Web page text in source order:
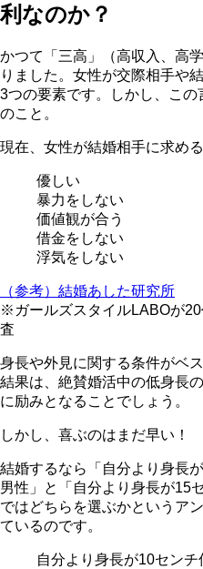
利なのか？
かつて「三高」（高収入、高
りました。女性が交際相手や
3つの要素です。しかし、こ
のこと。
現在、 女性が結婚相手に求め
優しい
暴力をしない
価値観が合う
借金をしない
浮気をしない
（参考）結婚あした研究所
※ガールズスタイルLABOが
査
身長や外見に関する条件がベ
結果は、絶賛婚活中の低身長
に励みとなることでしょう。
しかし、喜ぶのはまだ早い！
結婚するなら「自分より身長
男性」と「自分より身長が15
ではどちらを選ぶかというア
ているのです。
自分より身長が10セン